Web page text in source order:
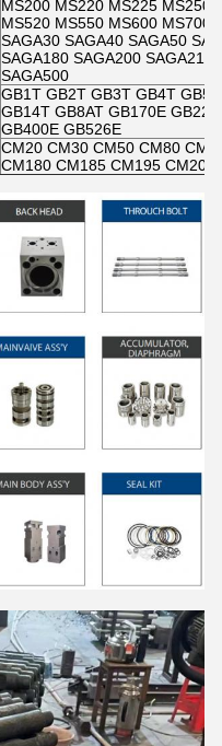
MS200 MS220 MS225 MS250
MS520 MS550 MS600 MS700
SAGA30 SAGA40 SAGA50
SAGA180 SAGA200 SAGA210
SAGA500
GB1T GB2T GB3T GB4T
GB14T GB8AT GB170E
GB400E GB526E
CM20 CM30 CM50 CM80
CM180 CM185 CM195 CM200